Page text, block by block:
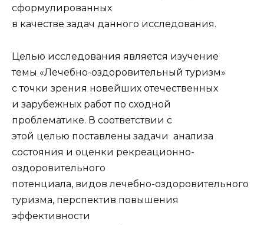
сформулированных
в качестве задач данного исследования.
Целью исследования является изучение
темы «Лечебно-оздоровительный туризм»
с точки зрения новейших отечественных
и зарубежных работ по сходной
проблематике. В соответствии с
этой целью поставлены задачи анализа
состояния и оценки рекреационно-
оздоровительного
потенциала, видов лечебно-оздоровительного
туризма, перспектив повышения
эффективности